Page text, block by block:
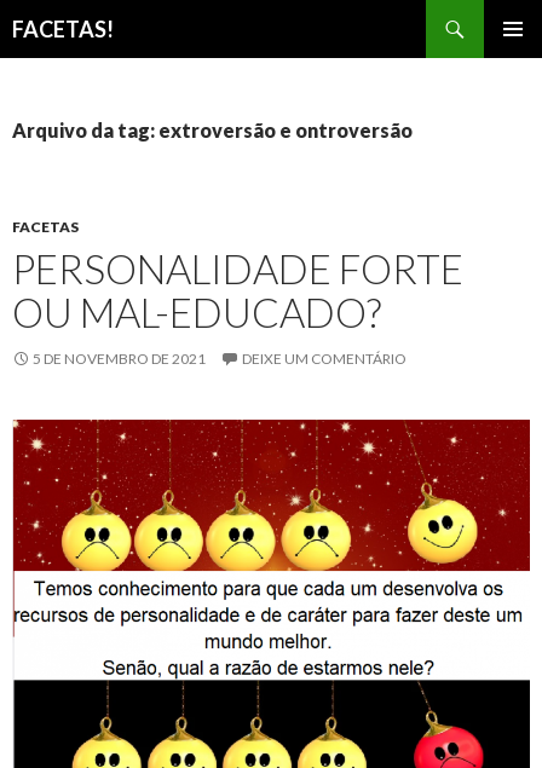
FACETAS!
CONTEÚDO
Arquivo da tag: extroversão e ontroversão
FACETAS
PERSONALIDADE FORTE
OU MAL-EDUCADO?
5 DE NOVEMBRO DE 2021 DEIXE UM COMENTÁRIO